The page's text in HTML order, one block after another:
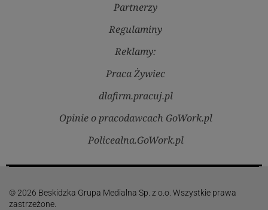
Partnerzy
Regulaminy
Reklamy:
Praca Żywiec
dlafirm.pracuj.pl
Opinie o pracodawcach GoWork.pl
Policealna.GoWork.pl
© 2026 Beskidzka Grupa Medialna Sp. z o.o. Wszystkie prawa
zastrzeżone.